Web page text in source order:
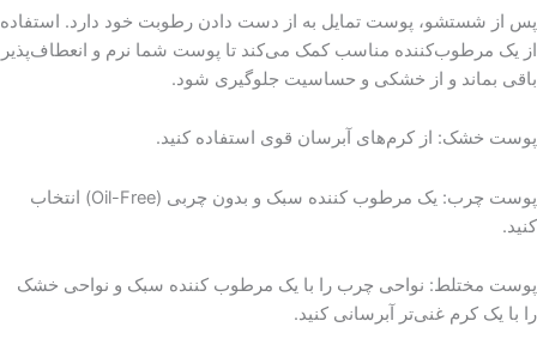
پس از شستشو، پوست تمایل به از دست دادن رطوبت خود دارد. استفاده
از یک مرطوب‌کننده مناسب کمک می‌کند تا پوست شما نرم و انعطاف‌پذیر
باقی بماند و از خشکی و حساسیت جلوگیری شود.
پوست خشک: از کرم‌های آبرسان قوی استفاده کنید.
پوست چرب: یک مرطوب کننده سبک و بدون چربی (Oil-Free) انتخاب
کنید.
پوست مختلط: نواحی چرب را با یک مرطوب کننده سبک و نواحی خشک
را با یک کرم غنی‌تر آبرسانی کنید.